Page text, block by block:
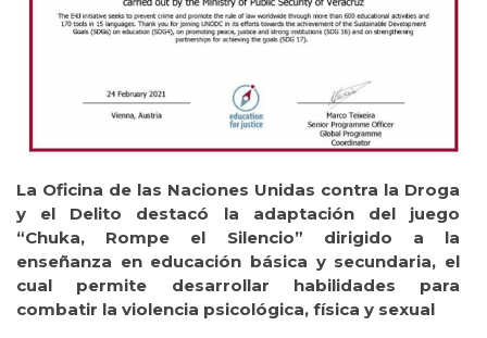
La Oficina de las Naciones Unidas contra la Droga
y el Delito destacó la adaptación del juego
“Chuka, Rompe el Silencio” dirigido a la
enseñanza en educación básica y secundaria, el
cual permite desarrollar habilidades para
combatir la violencia psicológica, física y sexual